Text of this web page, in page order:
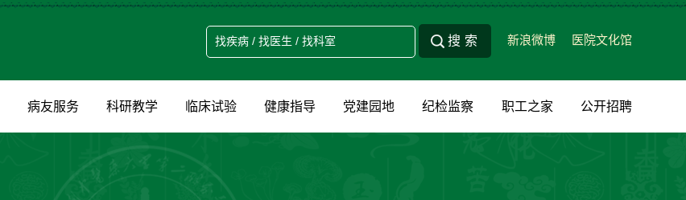
新浪微博 医院文化馆
病友服务 科研教学 临床试验 健康指导 党建园地 纪检监察 职工之家 公开招聘